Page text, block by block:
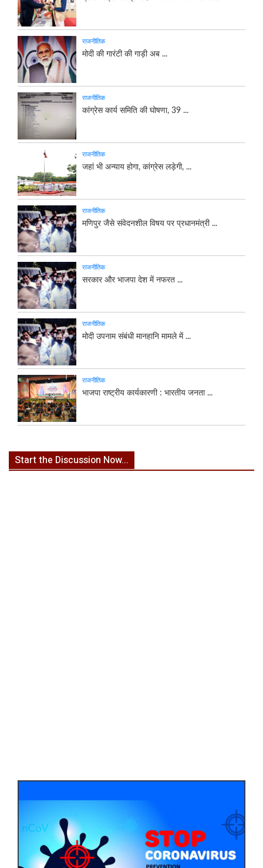
राजनीतिक
मोदी की गारंटी की गाड़ी अब ...
राजनीतिक
कांग्रेस कार्य समिति की घोषणा, 39 ...
राजनीतिक
जहां भी अन्याय होगा, कांग्रेस लड़ेगी, ...
राजनीतिक
मणिपुर जैसे संवेदनशील विषय पर प्रधानमंत्री ...
राजनीतिक
सरकार और भाजपा देश में नफरत ...
राजनीतिक
मोदी उपनाम संबंधी मानहानि मामले में ...
राजनीतिक
भाजपा राष्ट्रीय कार्यकारणी : भारतीय जनता ...
Start the Discussion Now...